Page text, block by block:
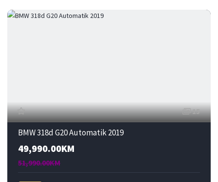
15
BMW 318d G20 Automatik 2019
49,990.00KM
51,990.00KM